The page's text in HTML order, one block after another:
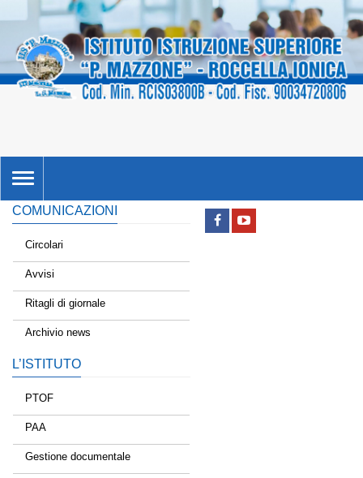
TOGGLE
NAVIGATION
COMUNICAZIONI
Circolari
Avvisi
Ritagli di giornale
Archivio news
L’ISTITUTO
PTOF
PAA
Gestione documentale